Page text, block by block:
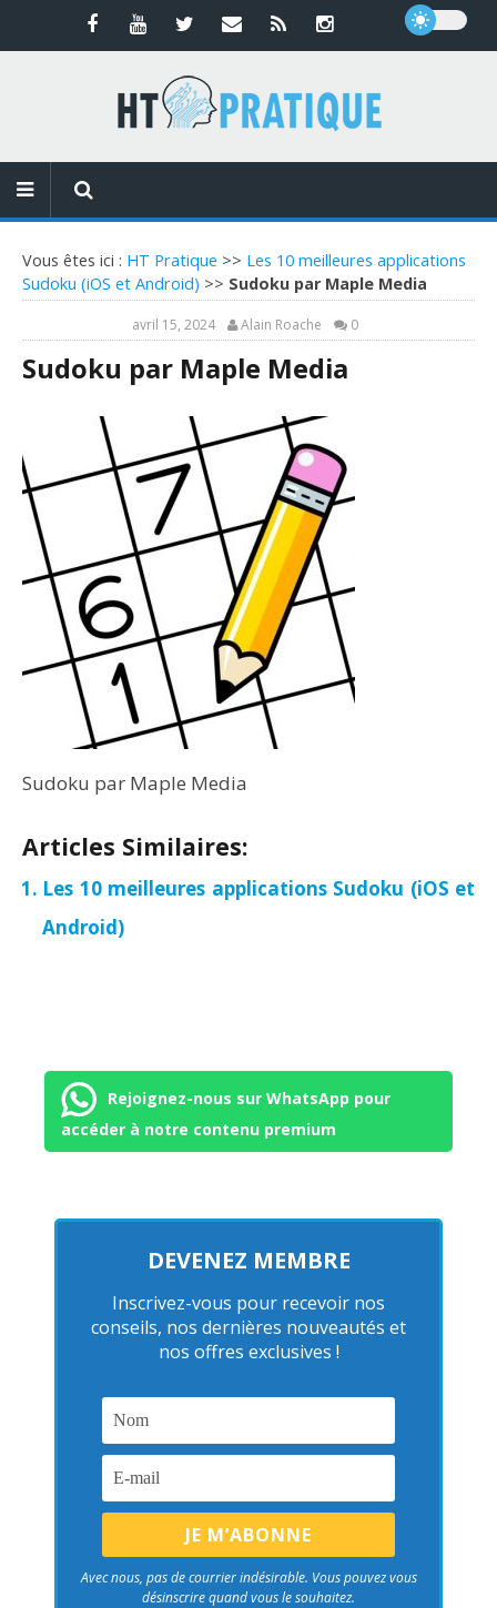
Vous êtes ici : HT Pratique >> Les 10 meilleures applications
Sudoku (iOS et Android) >> Sudoku par Maple Media
avril 15, 2024 Alain Roache 0
Sudoku par Maple Media
Sudoku par Maple Media
Articles Similaires:
Les 10 meilleures applications Sudoku (iOS et
Android)
Rejoignez-nous sur WhatsApp pour
accéder à notre contenu premium
DEVENEZ MEMBRE
Inscrivez-vous pour recevoir nos
conseils, nos dernières nouveautés et
nos offres exclusives !
Avec nous, pas de courrier indésirable. Vous pouvez vous
désinscrire quand vous le souhaitez.